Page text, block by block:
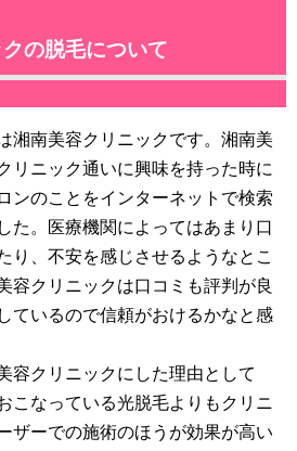
の脱毛について
湘南美容クリニックです。湘南美
リニック通いに興味を持った時に
ンのことをインターネットで検索
た。医療機関によってはあまり口
り、不安を感じさせるようなとこ
容クリニックは口コミも評判が良
ているので信頼がおけるかなと感
容クリニックにした理由として
こなっている光脱毛よりもクリニ
ザーでの施術のほうが効果が高い